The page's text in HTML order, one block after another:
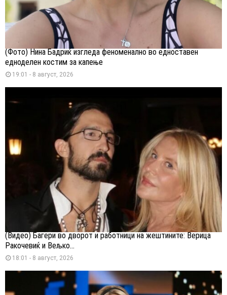
(Фото) Нина Бадриќ изгледа феноменално во едноставен
едноделен костим за капење
19:01 - 8 август, 2026
(Видео) Багери во дворот и работници на жештините: Верица
Ракочевиќ и Вељко...
18:01 - 8 август, 2026